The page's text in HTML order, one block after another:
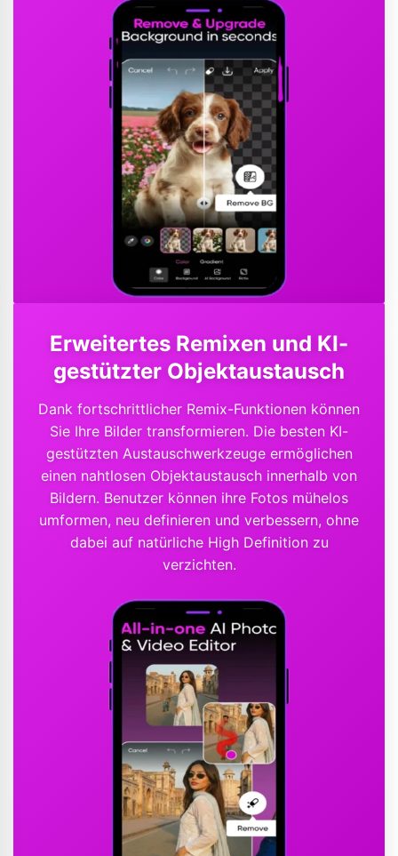
Erweitertes Remixen und KI-
gestützter Objektaustausch
Dank fortschrittlicher Remix-Funktionen können
Sie Ihre Bilder transformieren. Die besten KI-
gestützten Austauschwerkzeuge ermöglichen
einen nahtlosen Objektaustausch innerhalb von
Bildern. Benutzer können ihre Fotos mühelos
umformen, neu definieren und verbessern, ohne
dabei auf natürliche High Definition zu
verzichten.